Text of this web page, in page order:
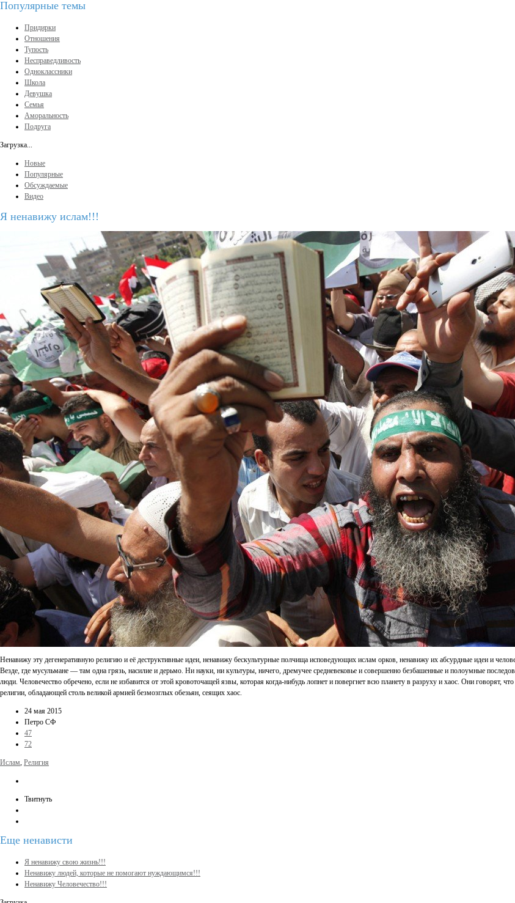
Популярные темы
Придирки
Отношения
Тупость
Несправедливость
Одноклассники
Школа
Девушка
Семья
Аморальность
Подруга
Загрузка...
Новые
Популярные
Обсуждаемые
Видео
Я ненавижу ислам!!!
Ненавижу эту дегенеративную религию и её деструктивные идеи, ненавижу бескультурные полчища исповедующих ислам орков, ненавижу их абсурдные идеи и
Везде, где мусульмане — там одна грязь, насилие и дерьмо. Ни науки, ни культуры, ничего, дремучее средневековье и совершенно безбашенные и полоумные
люди. Человечество обречено, если не избавится от этой кровоточащей язвы, которая когда-нибудь лопнет и повергнет всю планету в разруху и хаос. Они
религии, обладающей столь великой армией безмозглых обезьян, сеящих хаос.
24 мая 2015
Петро СФ
47
72
Ислам, Религия
Твитнуть
Еще ненависти
Я ненавижу свою жизнь!!!
Ненавижу людей, которые не помогают нуждающимся!!!
Ненавижу Человечество!!!